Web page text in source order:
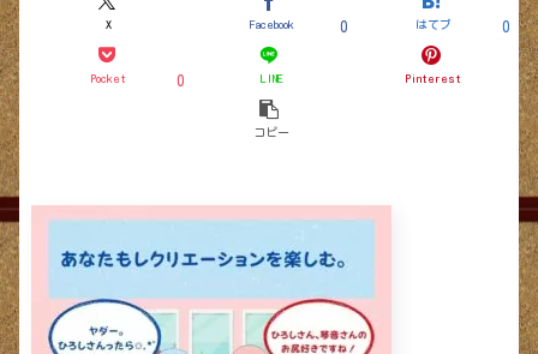
X Facebook 0 はてブ 0
Pocket 0 LINE Pinterest
コピー